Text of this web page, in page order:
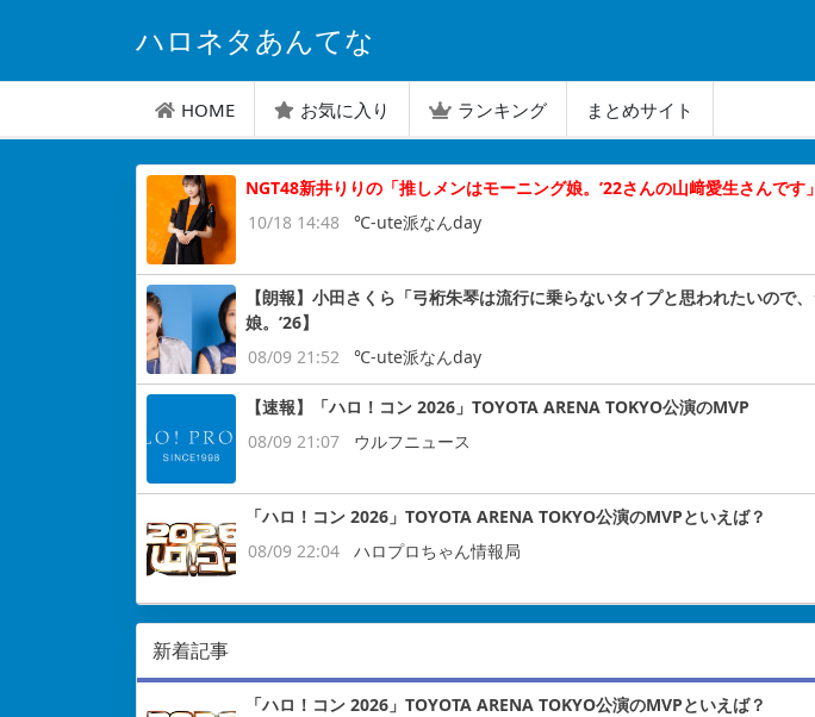
ハロネタあんてな
HOME お気に入り ランキング まとめサイト
NGT48新井りりの「推しメンはモーニング娘。’22さんの山﨑愛生さんです」
10/18 14:48
℃-ute派なんday
【朗報】小田さくら「弓桁朱琴は流行に乗らないタイプと思われたいの
娘。’26】
08/09 21:52
℃-ute派なんday
【速報】「ハロ！コン 2026」TOYOTA ARENA TOKYO公演のMVP
08/09 21:07
ウルフニュース
「ハロ！コン 2026」TOYOTA ARENA TOKYO公演のMVPといえば？
08/09 22:04
ハロプロちゃん情報局
新着記事
「ハロ！コン 2026」TOYOTA ARENA TOKYO公演のMVPといえば？